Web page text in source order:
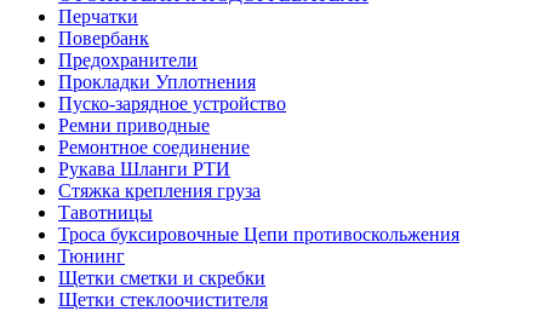
Перчатки
Повербанк
Предохранители
Прокладки Уплотнения
Пуско-зарядное устройство
Ремни приводные
Ремонтное соединение
Рукава Шланги РТИ
Стяжка крепления груза
Тавотницы
Троса буксировочные Цепи противоскольжения
Тюнинг
Щетки сметки и скребки
Щетки стеклоочистителя